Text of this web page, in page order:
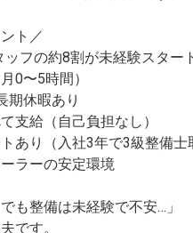
ト／
ッフの約8割が未経験スター
0〜5時間）
期休暇あり
支給（自己負担なし）
あり（入社3年で3級整備士
ラーの安定環境
も整備は未経験で不安…」
です。